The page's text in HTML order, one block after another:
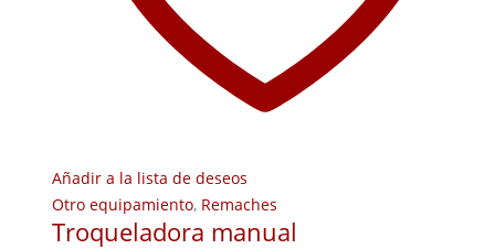
Añadir a la lista de deseos
Otro equipamiento, Remaches
Troqueladora manual